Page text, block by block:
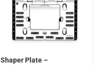
Shaper Plate –